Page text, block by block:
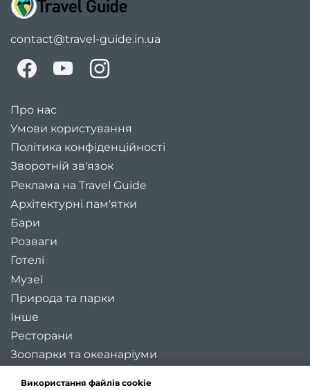
Використання файлів cookie
contact@travel-guide.in.ua
Про нас
Умови користування
Політика конфіденційності
Зворотній зв'язок
Реклама на Travel Guide
Архітектурні пам'ятки
Бари
Розваги
Готелі
Музеї
Природа та парки
Інше
Ресторани
Зоопарки та океанаріуми